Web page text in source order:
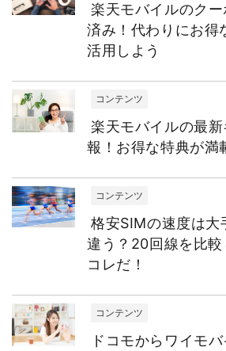
楽天モバイルのク
済み！代わりにお得
活用しよう
コンテンツ
楽天モバイルの最
報！お得な特典が満
コンテンツ
格安SIMの速度は大
違う？20回線を比
コレだ！
コンテンツ
ドコモからワイモ